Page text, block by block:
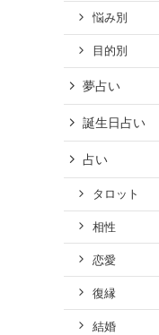
悩み別
目的別
夢占い
誕生日占い
占い
タロット
相性
恋愛
復縁
結婚